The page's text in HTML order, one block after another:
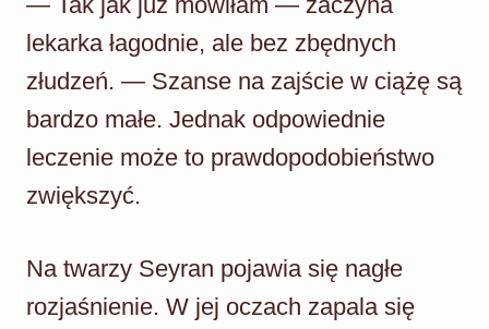
lekarka łagodnie, ale bez zbędnych
złudzeń. — Szanse na zajście w ciążę są
bardzo małe. Jednak odpowiednie
leczenie może to prawdopodobieństwo
zwiększyć.
Na twarzy Seyran pojawia się nagłe
rozjaśnienie. W jej oczach zapala się